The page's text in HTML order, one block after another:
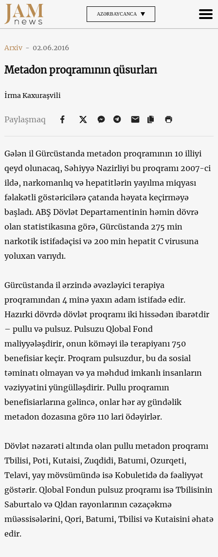
AZƏRBAYCANCA
Arxiv - 02.06.2016
Metadon proqramının qüsurları
İrma Kaxuraşvili
Paylaşmaq
Gələn il Gürcüstanda metadon proqramının 10 illiyi
qeyd olunacaq, Səhiyyə Nazirliyi bu proqramı 2007-ci
ildə, narkomanlıq və hepatitlərin yayılma miqyası
fəlakətli göstəricilərə çatanda həyata keçirməyə
başladı. ABŞ Dövlət Departamentinin həmin dövrə
olan statistikasına görə, Gürcüstanda 275 min
narkotik istifadəçisi və 200 min hepatit C virusuna
yoluxan varıydı.
Gürcüstanda il ərzində əvəzləyici terapiya
proqramından 4 minə yaxın adam istifadə edir.
Hazırki dövrdə dövlət proqramı iki hissədən ibarətdir
– pullu və pulsuz. Pulsuzu Qlobal Fond
maliyyələşdirir, onun köməyi ilə terapiyanı 750
benefisiar keçir. Proqram pulsuzdur, bu da sosial
təminatı olmayan və ya məhdud imkanlı insanların
vəziyyətini yüngülləşdirir. Pullu proqramın
benefisiarlarına gəlincə, onlar hər ay gündəlik
metadon dozasına görə 110 lari ödəyirlər.
Dövlət nəzarəti altında olan pullu metadon proqramı
Tbilisi, Poti, Kutaisi, Zuqdidi, Batumi, Ozurqeti,
Telavi, yay mövsümündə isə Kobuletidə də fəaliyyət
göstərir. Qlobal Fondun pulsuz proqramı isə Tbilisinin
Saburtalo və Qldan rayonlarının cəzaçəkmə
müəssisələrini, Qori, Batumi, Tbilisi və Kutaisini əhatə
edir.